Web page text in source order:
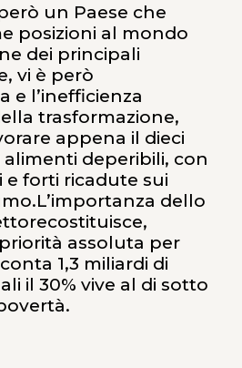
un Paese che
posizioni al mondo
dei principali
vi è però
e l’inefficienza
trasformazione,
appena il dieci
deperibili, con
forti ricadute sui
dello
assoluta per
1,3 miliardi di
il 30% vive al di sotto